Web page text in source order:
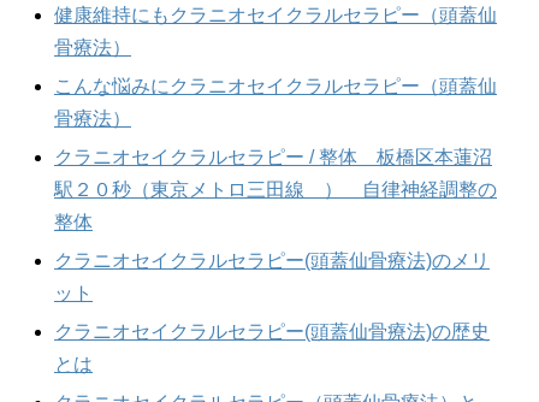
健康維持にもクラニオセイクラルセラピー（頭蓋仙
骨療法）
こんな悩みにクラニオセイクラルセラピー（頭蓋仙
骨療法）
クラニオセイクラルセラピー / 整体 板橋区本蓮沼
駅２０秒（東京メトロ三田線 ） 自律神経調整の
整体
クラニオセイクラルセラピー(頭蓋仙骨療法)のメリ
ット
クラニオセイクラルセラピー(頭蓋仙骨療法)の歴史
とは